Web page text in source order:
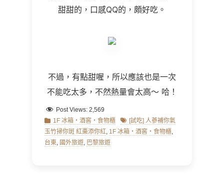
甜甜的，口感QQ的，頗好吃。
不過，有點甜喔，所以應該也是一次
不能吃太多，不然熱量會太高～ 哈！
Post Views: 2,569
Categories
1F 冰箱‧酒窖‧食物櫃 Tags[試吃] 人蔘補你氣
玉竹掃你斑 紅棗添你紅, 1F 冰箱‧酒窖‧食物櫃,
台東, 國外旅遊, 巴黎旅遊